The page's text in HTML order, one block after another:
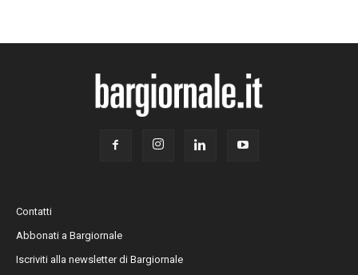
Contatti
Abbonati a Bargiornale
Iscriviti alla newsletter di Bargiornale